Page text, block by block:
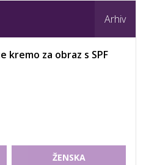
Arhiv
kremo za obraz s SPF
ŽENSKA